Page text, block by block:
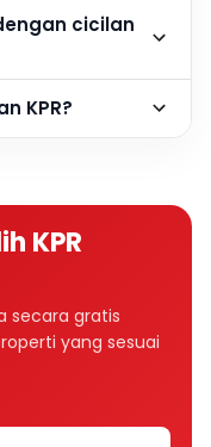
cicilan
KPR?
KPR
secara gratis
yang sesuai